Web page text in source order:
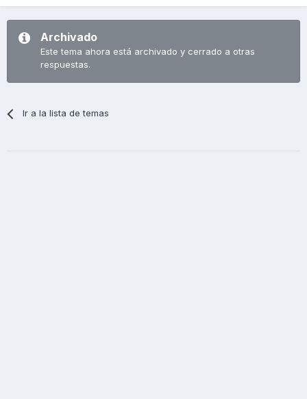
Archivado
Este tema ahora está archivado y cerrado a otras
respuestas.
Ir a la lista de temas